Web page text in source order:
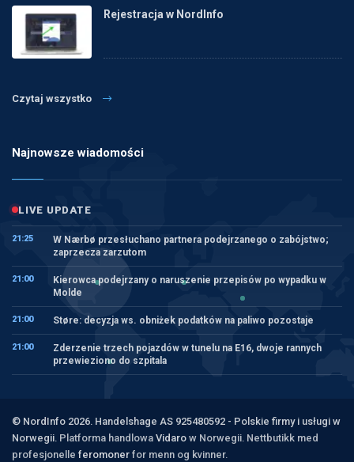
Rejestracja w NordInfo
Czytaj wszystko
Najnowsze wiadomości
LIVE UPDATE
21:25
W Nærbø przesłuchano partnera podejrzanego o zabójstwo;
zaprzecza zarzutom
21:00
Kierowca podejrzany o naruszenie przepisów po wypadku w
Molde
21:00 Støre: decyzja ws. obniżek podatków na paliwo pozostaje
21:00
Zderzenie trzech pojazdów w tunelu na E16, dwoje rannych
przewieziono do szpitala
© NordInfo 2026. Handelshage AS 925480592 - Polskie firmy i usługi w
Norwegii. Platforma handlowa Vidaro w Norwegii. Nettbutikk med
profesjonelle feromoner for menn og kvinner.